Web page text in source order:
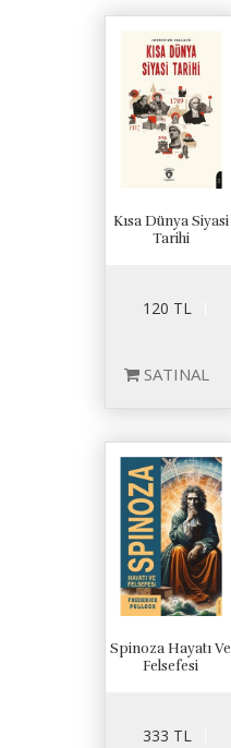
Kısa Dünya Siyasi
Tarihi
120 TL
SATINAL
Spinoza Hayatı Ve
Felsefesi
333 TL